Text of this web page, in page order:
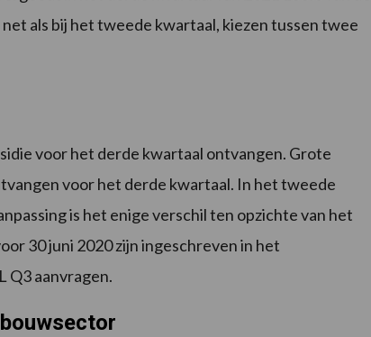
als bij het tweede kwartaal, kiezen tussen twee
voor het derde kwartaal ontvangen. Grote
voor het derde kwartaal. In het tweede
is het enige verschil ten opzichte van het
30 juni 2020 zijn ingeschreven in het
Q3 aanvragen.